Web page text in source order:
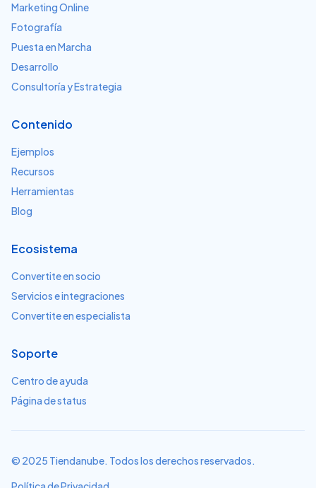
Marketing Online
Fotografía
Puesta en Marcha
Desarrollo
Consultoría y Estrategia
Contenido
Ejemplos
Recursos
Herramientas
Blog
Ecosistema
Convertite en socio
Servicios e integraciones
Convertite en especialista
Soporte
Centro de ayuda
Página de status
© 2025 Tiendanube. Todos los derechos reservados.